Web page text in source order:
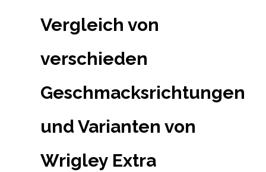
Vergleich von
verschieden
Geschmacksrichtungen
und Varianten von
Wrigley Extra